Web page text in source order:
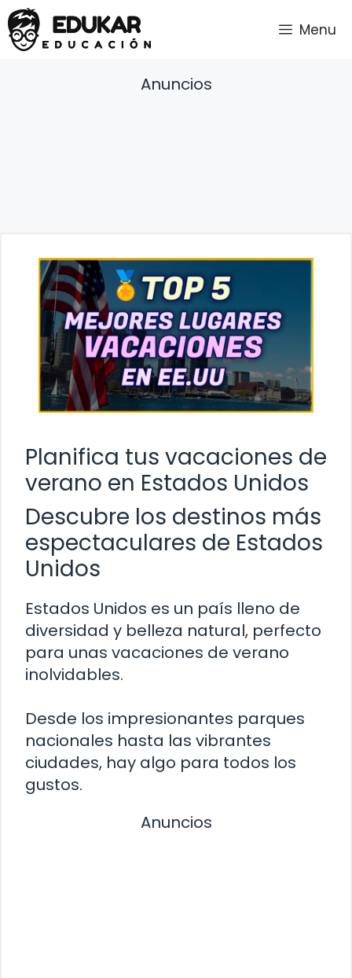
Saltar
al
contenido
Menu
Anuncios
Planifica tus vacaciones de
verano en Estados Unidos
Descubre los destinos más
espectaculares de Estados
Unidos
Estados Unidos es un país lleno de
diversidad y belleza natural, perfecto
para unas vacaciones de verano
inolvidables.
Desde los impresionantes parques
nacionales hasta las vibrantes
ciudades, hay algo para todos los
gustos.
Anuncios